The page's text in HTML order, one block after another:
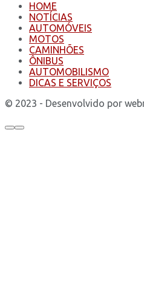
HOME
NOTÍCIAS
AUTOMÓVEIS
MOTOS
CAMINHÕES
ÔNIBUS
AUTOMOBILISMO
DICAS E SERVIÇOS
© 2023 - Desenvolvido por